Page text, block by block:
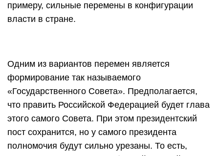
примеру, сильные перемены в конфигурации
власти в стране.
Одним из вариантов перемен является
формирование так называемого
«Государственного Совета». Предполагается,
что править Российской Федерацией будет глава
этого самого Совета. При этом президентский
пост сохранится, но у самого президента
полномочия будут сильно урезаны. То есть,